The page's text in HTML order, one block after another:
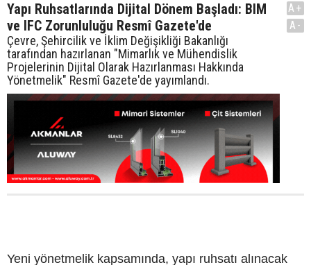
Yapı Ruhsatlarında Dijital Dönem Başladı: BIM
ve IFC Zorunluluğu Resmî Gazete'de
Çevre, Şehircilik ve İklim Değişikliği Bakanlığı
tarafından hazırlanan "Mimarlık ve Mühendislik
Projelerinin Dijital Olarak Hazırlanması Hakkında
Yönetmelik" Resmî Gazete'de yayımlandı.
A+
A-
Yeni yönetmelik kapsamında, yapı ruhsatı alınacak